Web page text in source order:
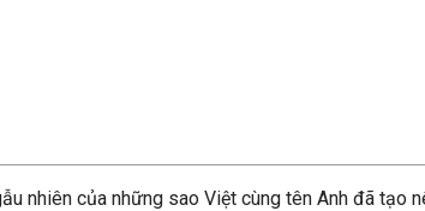
nhiên của những sao Việt cùng tên Anh đã tạo